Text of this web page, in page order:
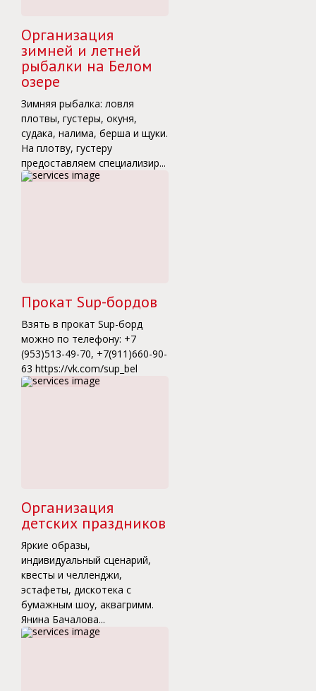
Организация
зимней и летней
рыбалки на Белом
озере
Зимняя рыбалка: ловля
плотвы, густеры, окуня,
судака, налима, берша и щуки.
На плотву, густеру
предоставляем специализир...
Прокат Sup-бордов
Взять в прокат Sup-борд
можно по телефону: +7
(953)513-49-70, +7(911)660-90-
63 https://vk.com/sup_bel
Организация
детских праздников
Яркие образы,
индивидуальный сценарий,
квесты и челленджи,
эстафеты, дискотека с
бумажным шоу, аквагримм.
Янина Бачалова...